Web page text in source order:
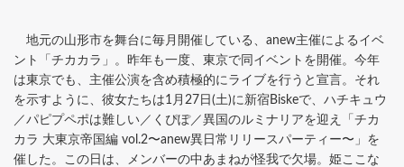
地元の山形市を舞台に毎月開催している、anew主催によるイベ
ント「チカカラ」。昨年も一度、東京で同イベントを開催。今年
は東京でも、主催公演を含め積極的にライブを行うと宣言。それ
を示すように、彼女たちは1月27日(土)に新宿Biskeで、ハチキュウ
／パピプペポは難しい／くぴぽ／異国のルミナリアを迎え「チカ
カラ 大東京帝国編 vol.2〜anew異日常リリースパーティー〜」を
催した。この日は、メンバーの中あまねが怪我で欠場。姫ここな